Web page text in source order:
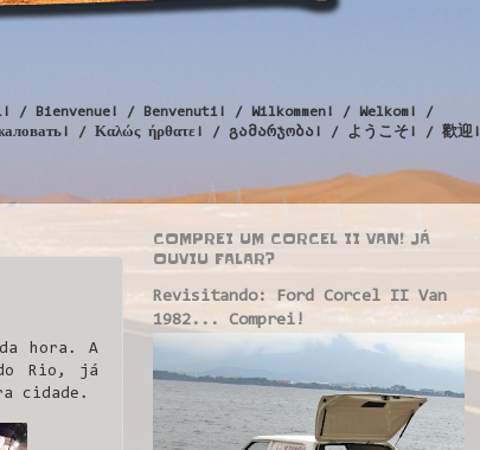
/ Bienvenue! / Benvenuti! / Wilkommen! / Welkom! /
/ Καλώς ήρθατε! / გამარჯობა! / ようこそ! / 歡迎!
hora. A
Rio, já
cidade.
COMPREI UM CORCEL II VAN! JÁ
OUVIU FALAR?
Revisitando: Ford Corcel II Van
1982... Comprei!